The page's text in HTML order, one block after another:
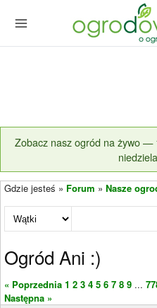
Zobacz nasz ogród na żywo —
Gdzie jesteś » Forum » Nasze
Ogród Ani :)
« Poprzednia 1 2 3 4 5 6 7 8 9 ...
Następna »